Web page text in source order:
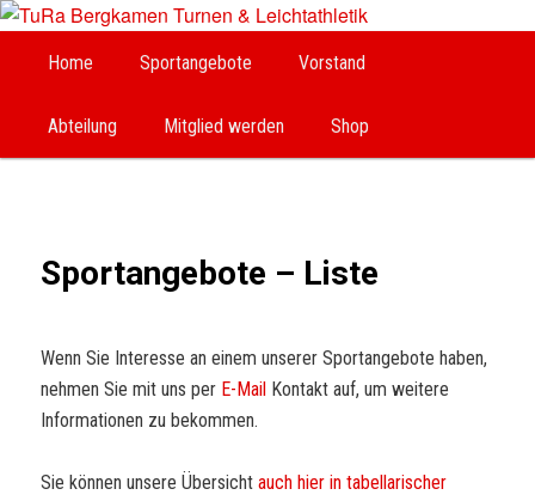
TuRa Bergkamen Turnen &
Leichtathletik
Zum
Inhalt
Home Sportangebote Vorstand
Abteilung Mitglied werden Shop
Sportangebote – Liste
Wenn Sie Interesse an einem unserer Sportangebote haben,
nehmen Sie mit uns per E-Mail Kontakt auf, um weitere
Informationen zu bekommen.
Sie können unsere Übersichtauch hier in tabellarischer